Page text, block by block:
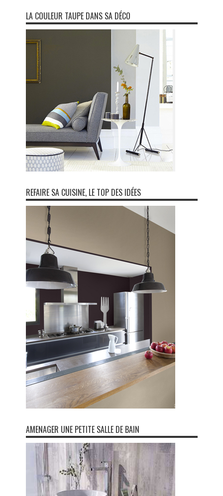
LA COULEUR TAUPE DANS SA DÉCO
REFAIRE SA CUISINE, LE TOP DES IDÉES
AMENAGER UNE PETITE SALLE DE BAIN